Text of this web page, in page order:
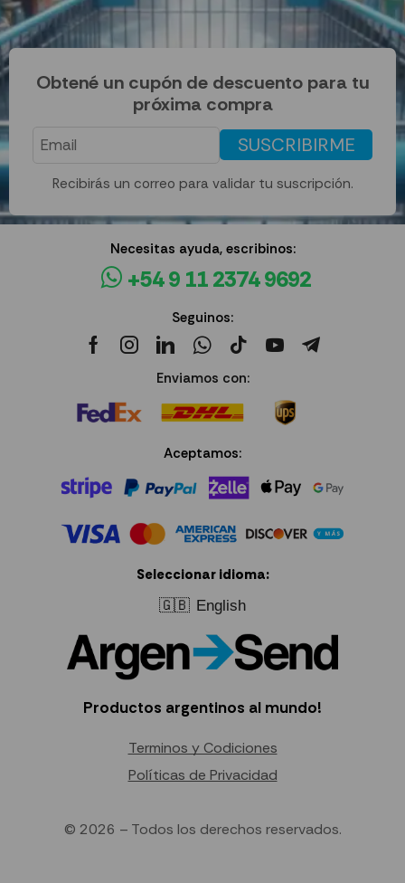
Obtené un cupón de descuento para tu
próxima compra
SUSCRIBIRME
Recibirás un correo para validar tu suscripción.
Necesitas ayuda, escribinos:
+54 9 11 2374 9692
Seguinos:
Enviamos con:
Aceptamos:
Seleccionar idioma:
🇬🇧 English
Productos argentinos al mundo!
Terminos y Codiciones
Políticas de Privacidad
© 2026 – Todos los derechos reservados.